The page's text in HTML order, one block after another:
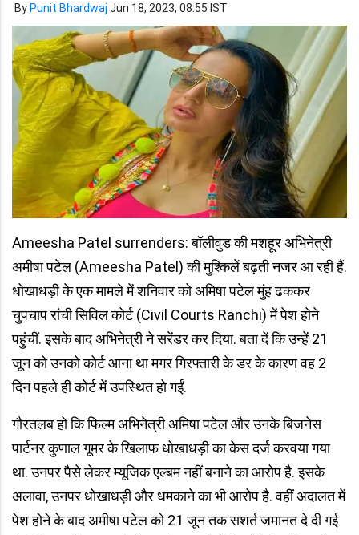
By Punit Bhardwaj Jun 18, 2023, 08:55 IST
Ameesha Patel surrenders: बॉलीवुड की मशहूर अभिनेत्री
अमीषा पटेल (Ameesha Patel) की मुश्किलें बढ़ती नजर आ रही हैं.
धोखाधड़ी के एक मामले में शनिवार को अमिषा पटेल मुंह ढककर
चुपचाप रांची सिविल कोर्ट (Civil Courts Ranchi) में पेश होने
पहुंचीं. इसके बाद अभिनेत्री ने सरेंडर कर दिया. बता दें कि उन्हें 21
जून को उनको कोर्ट आना था मगर गिरफ्तारी के डर के कारण वह 2
दिन पहले ही कोर्ट में उपस्थित हो गईं.
गौरतलब हो कि फिल्म अभिनेत्री अमिषा पटेल और उनके बिजनेस
पार्टनर कुणाल गूमर के खिलाफ धोखाधड़ी का केस दर्ज करवया गया
था. उनपर पैसे लेकर म्यूजिक एल्बम नहीं बनाने का आरोप है. इसके
अलावा, उनपर धोखाधड़ी और धमकाने का भी आरोप है. वहीं अदालत में
पेश होने के बाद अमीषा पटेल को 21 जून तक सशर्त जमानत दे दी गई